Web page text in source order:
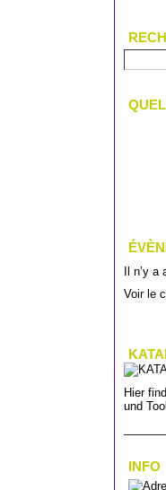
Il n’y
Voir le
Hier
und
INFO